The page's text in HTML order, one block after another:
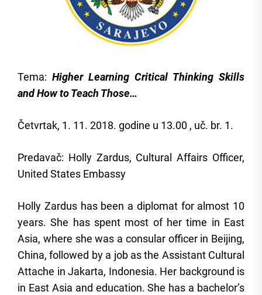
Tema: Higher Learning Critical Thinking Skills
and How to Teach Those…
Četvrtak, 1. 11. 2018. godine u 13.00 , uč. br. 1.
Predavač: Holly Zardus, Cultural Affairs Officer,
United States Embassy
Holly Zardus has been a diplomat for almost 10
years. She has spent most of her time in East
Asia, where she was a consular officer in Beijing,
China, followed by a job as the Assistant Cultural
Attache in Jakarta, Indonesia. Her background is
in East Asia and education. She has a bachelor’s